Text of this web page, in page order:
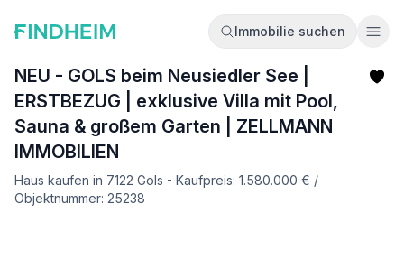
Immobilie suchen
NEU - GOLS beim Neusiedler See |
ERSTBEZUG | exklusive Villa mit Pool,
Sauna & großem Garten | ZELLMANN
IMMOBILIEN
Haus kaufen in 7122 Gols - Kaufpreis: 1.580.000 € /
Objektnummer: 25238